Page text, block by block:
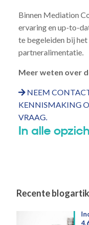
Binnen Mediation
ervaring en up-to-
te begeleiden bij
partneralimentatie.
Meer weten over
NEEM
KENNISMAKING
VRAAG.
In alle
Recente